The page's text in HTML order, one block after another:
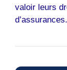
valoir leurs